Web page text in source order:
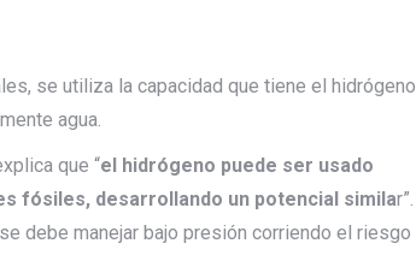
se utiliza la capacidad que tiene el hidrógeno
agua.
que “el hidrógeno puede ser usado
fósiles, desarrollando un potencial similar”.
debe manejar bajo presión corriendo el riesgo